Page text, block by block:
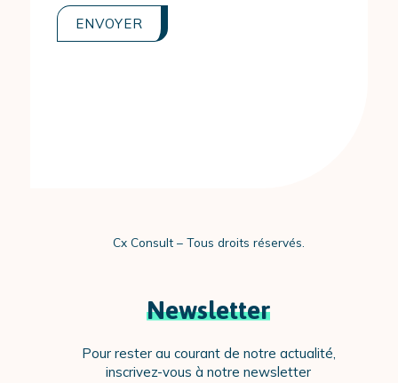
recaptchav2
Cx Consult – Tous droits réservés.
Newsletter
Pour rester au courant de notre actualité,
inscrivez-vous à notre newsletter